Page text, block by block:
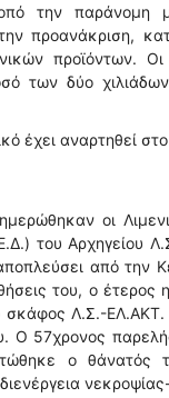
την παράνομη
την προανάκριση,
προϊόντων.
των δύο
έχει αναρτηθεί
οι
του Αρχηγείου
από την
του, ο
σκάφος Λ.Σ.-
Ο 57χρονος
ο θάνατός